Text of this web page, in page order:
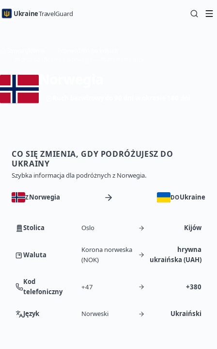
UkraineTravelGuard
CO SIĘ ZMIENIA, GDY PODRÓŻUJESZ DO
UKRAINY
Szybka informacja dla podróżnych z Norwegia.
ZNorwegia DOUkraine
Stolica Oslo Kijów
Waluta
Korona norweska
(NOK)
hrywna
ukraińska (UAH)
Kod
telefoniczny
+47 +380
Język Norweski Ukraiński